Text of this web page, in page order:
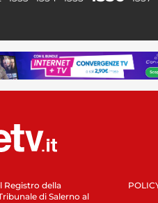
Registro della
di Salerno al